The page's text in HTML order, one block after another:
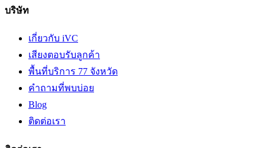
บริษัท
เกี่ยวกับ iVC
เสียงตอบรับลูกค้า
พื้นที่บริการ 77 จังหวัด
คำถามที่พบบ่อย
Blog
ติดต่อเรา